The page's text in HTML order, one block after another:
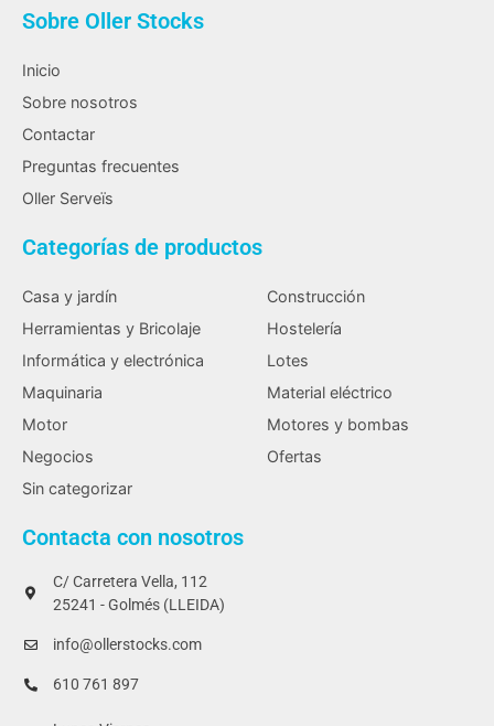
Sobre Oller Stocks
Inicio
Sobre nosotros
Contactar
Preguntas frecuentes
Oller Serveïs
Categorías de productos
Casa y jardín
Construcción
Herramientas y Bricolaje
Hostelería
Informática y electrónica
Lotes
Maquinaria
Material eléctrico
Motor
Motores y bombas
Negocios
Ofertas
Sin categorizar
Contacta con nosotros
C/ Carretera Vella, 112
25241 - Golmés (LLEIDA)
info@ollerstocks.com
610 761 897